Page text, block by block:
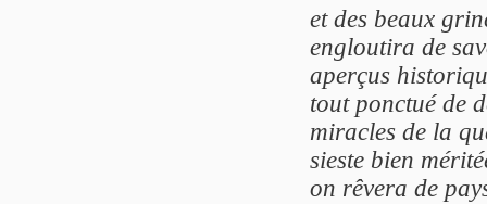
et des beaux
engloutira de
aperçus
tout ponctué de
miracles de la
sieste bien
on rêvera de